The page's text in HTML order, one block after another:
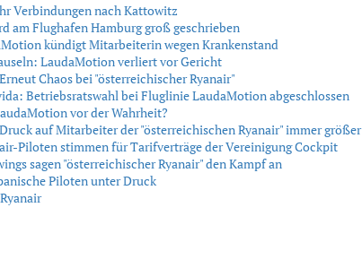
Verbindungen nach Kattowitz
am Flughafen Hamburg groß geschrieben
kündigt Mitarbeiterin wegen Krankenstand
LaudaMotion verliert vor Gericht
Chaos bei "österreichischer Ryanair"
Betriebsratswahl bei Fluglinie LaudaMotion abgeschlossen
vor der Wahrheit?
auf Mitarbeiter der "österreichischen Ryanair" immer größer
Piloten stimmen für Tarifverträge der Vereinigung Cockpit
sagen "österreichischer Ryanair" den Kampf an
Piloten unter Druck